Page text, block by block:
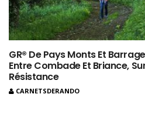
GR® De Pays Monts Et
Entre Combade Et Briance,
Résistance
CARNETSDERANDO